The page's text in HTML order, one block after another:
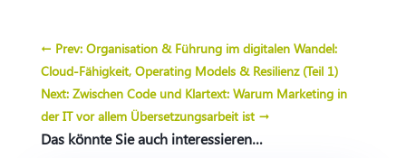
← Prev: Organisation & Führung im digitalen Wandel:
Cloud-Fähigkeit, Operating Models & Resilienz (Teil 1)
Next: Zwischen Code und Klartext: Warum Marketing in
der IT vor allem Übersetzungsarbeit ist→
Das könnte Sie auch interessieren…